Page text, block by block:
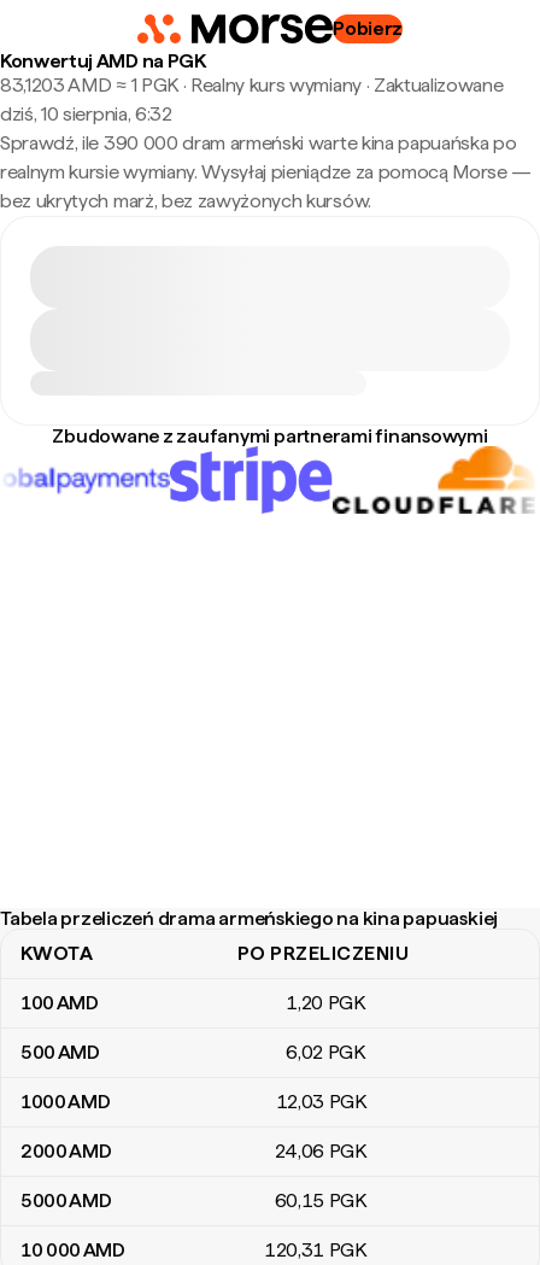
Pobierz
Konwertuj AMD na PGK
83,1203 AMD ≈ 1 PGK · Realny kurs wymiany· Zaktualizowane
dziś, 10 sierpnia, 6:32
Sprawdź, ile 390 000 dram armeński warte kina papuańska po
realnym kursie wymiany. Wysyłaj pieniądze za pomocą Morse —
bez ukrytych marż, bez zawyżonych kursów.
Zbudowane z zaufanymi partnerami finansowymi
Tabela przeliczeń drama armeńskiego na kina papuaskiej
Tabela przeliczeń drama armeńskiego na kina papuaskiej
KWOTA PO PRZELICZENIU
100AMD 1,20 PGK
500AMD 6,02 PGK
1000AMD 12,03 PGK
2000AMD 24,06 PGK
5000AMD 60,15 PGK
10 000AMD 120,31 PGK